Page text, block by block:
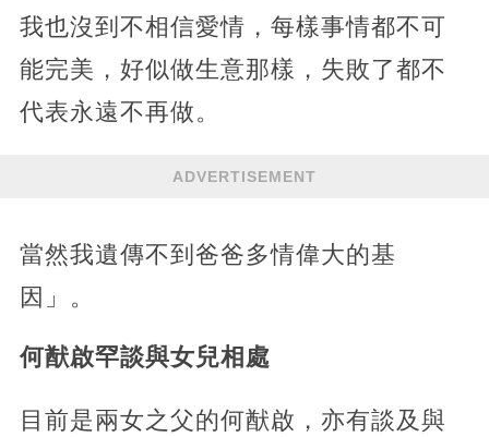
我也沒到不相信愛情，每樣事情都不可
能完美，好似做生意那樣，失敗了都不
代表永遠不再做。
ADVERTISEMENT
當然我遺傳不到爸爸多情偉大的基
因」。
何猷啟罕談與女兒相處
目前是兩女之父的何猷啟，亦有談及與